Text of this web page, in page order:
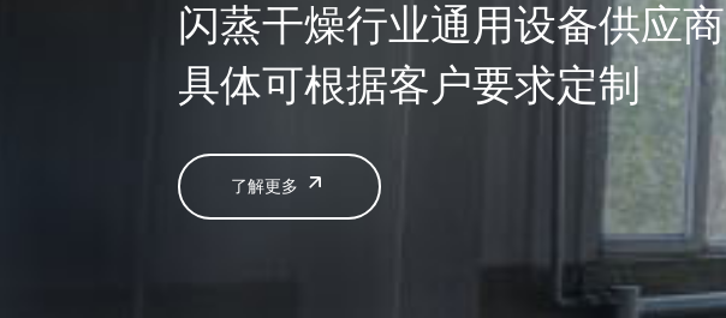
闪蒸干燥行业通用设备供应商
具体可根据客户要求定制
了解更多